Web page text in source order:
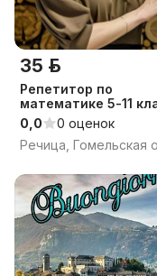
35 р.
Репетитор по
математике 5-11
ЦЭ/ЦТ
0,0
0 оценок
Речица, Гомельская